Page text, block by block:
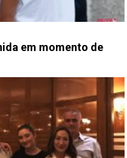
em momento de